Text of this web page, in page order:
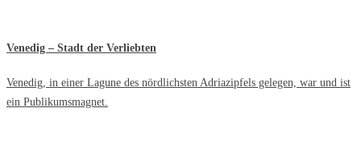
Venedig – Stadt der Verliebten
Venedig, in einer Lagune des nördlichsten Adriazipfels gelegen, war und ist
ein Publikumsmagnet.